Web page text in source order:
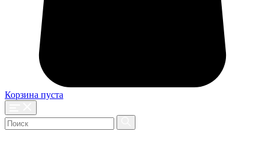
Корзина пуста